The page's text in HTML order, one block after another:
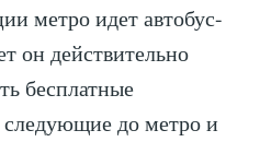
метро идет автобус-
он действительно
бесплатные
до метро и